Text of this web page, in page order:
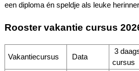
een diploma én speldje als leuke
Rooster vakantie cursus
Vakantiecursus Data
3
cursus